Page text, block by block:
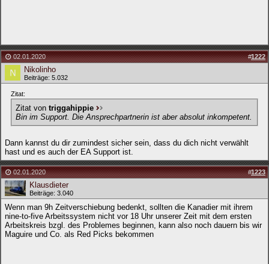
02.01.2020 #1222
Nikolinho
Beiträge: 5.032
Zitat:
Zitat von triggahippie
Bin im Support. Die Ansprechpartnerin ist aber absolut inkompetent.
Dann kannst du dir zumindest sicher sein, dass du dich nicht verwählt
hast und es auch der EA Support ist.
02.01.2020 #1223
Klausdieter
Beiträge: 3.040
Wenn man 9h Zeitverschiebung bedenkt, sollten die Kanadier mit ihrem
nine-to-five Arbeitssystem nicht vor 18 Uhr unserer Zeit mit dem ersten
Arbeitskreis bzgl. des Problemes beginnen, kann also noch dauern bis wir
Maguire und Co. als Red Picks bekommen